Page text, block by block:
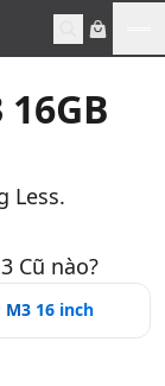
Less.
Cũ nào?
M3 16 inch